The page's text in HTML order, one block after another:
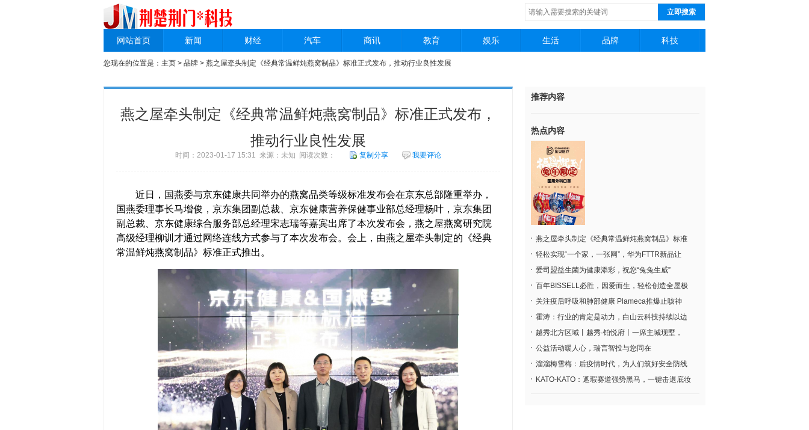
立即搜索
网站首页 新闻 财经 汽车 商讯 教育 娱乐 生活 品牌 科技
您现在的位置是： 主页 > 品牌 > 燕之屋牵头制定《经典常温鲜炖燕窝制品》标准正式发布，推动行业良性发展
燕之屋牵头制定《经典常温鲜炖燕窝制品》标准正式发布，
推动行业良性发展
时间：2023-01-17 15:31 来源：未知 阅读次数： 复制分享 我要评论
近日，国燕委与京东健康共同举办的燕窝品类等级标准发布会在京东总部隆重举办，
国燕委理事长马增俊，京东集团副总裁、京东健康营养保健事业部总经理杨叶，京东集团
副总裁、京东健康综合服务部总经理宋志瑞等嘉宾出席了本次发布会，燕之屋燕窝研究院
高级经理柳训才通过网络连线方式参与了本次发布会。会上，由燕之屋牵头制定的《经典
常温鲜炖燕窝制品》标准正式推出。
推荐内容
热点内容
燕之屋牵头制定《经典常温鲜炖燕窝制品》标准
轻松实现“一个家，一张网”，华为FTTR新品让
爱司盟益生菌为健康添彩，祝您“兔兔生威”
百年BISSELL必胜，因爱而生，轻松创造全屋极
关注疫后呼吸和肺部健康 Plameca推爆止咳神
霍涛：行业的肯定是动力，白山云科技持续以边
越秀北方区域丨越秀·铂悦府丨一席主城现墅，
公益活动暖人心，瑞言智投与您同在
溜溜梅雪梅：后疫情时代，为人们筑好安全防线
KATO-KATO：遮瑕赛道强势黑马，一键击退底妆